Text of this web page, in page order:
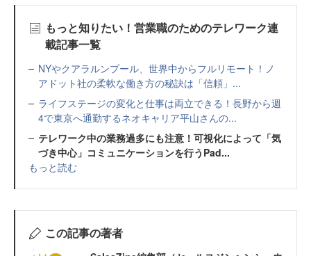
もっと知りたい！営業職のためのテレワーク連
載記事一覧
NYやクアラルンプール、世界中からフルリモート！ノ
アドット社の柔軟な働き方の秘訣は「信頼」...
ライフステージの変化と仕事は両立できる！長野から週
4で東京へ通勤するネオキャリア平山さんの...
テレワーク中の業務過多にも注意！可視化によって「気
づき中心」コミュニケーションを行うPad...
もっと読む
この記事の著者